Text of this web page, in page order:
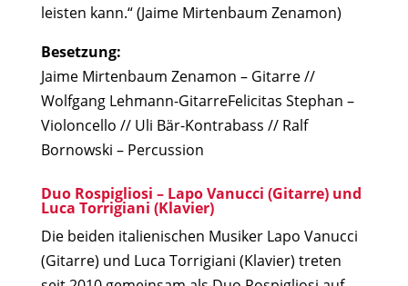
leisten kann.“ (Jaime Mirtenbaum Zenamon)
Besetzung:
Jaime Mirtenbaum Zenamon – Gitarre //
Wolfgang Lehmann-GitarreFelicitas Stephan –
Violoncello // Uli Bär-Kontrabass // Ralf
Bornowski – Percussion
Duo Rospigliosi – Lapo Vanucci (Gitarre) und
Luca Torrigiani (Klavier)
Die beiden italienischen Musiker Lapo Vanucci
(Gitarre) und Luca Torrigiani (Klavier) treten